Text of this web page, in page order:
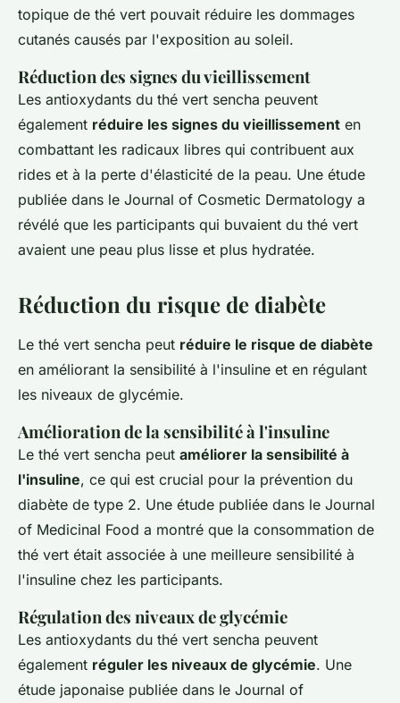
topique de thé vert pouvait réduire les dommages
cutanés causés par l'exposition au soleil.
Réduction des signes du vieillissement
Les antioxydants du thé vert sencha peuvent
également réduire les signes du vieillissement en
combattant les radicaux libres qui contribuent aux
rides et à la perte d'élasticité de la peau. Une étude
publiée dans le Journal of Cosmetic Dermatology a
révélé que les participants qui buvaient du thé vert
avaient une peau plus lisse et plus hydratée.
Réduction du risque de diabète
Le thé vert sencha peut réduire le risque de diabète
en améliorant la sensibilité à l'insuline et en régulant
les niveaux de glycémie.
Amélioration de la sensibilité à l'insuline
Le thé vert sencha peut améliorer la sensibilité à
l'insuline, ce qui est crucial pour la prévention du
diabète de type 2. Une étude publiée dans le Journal
of Medicinal Food a montré que la consommation de
thé vert était associée à une meilleure sensibilité à
l'insuline chez les participants.
Régulation des niveaux de glycémie
Les antioxydants du thé vert sencha peuvent
également réguler les niveaux de glycémie. Une
étude japonaise publiée dans le Journal of